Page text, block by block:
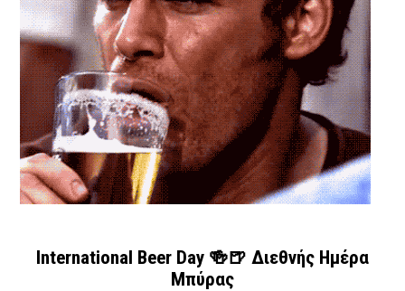
International Beer Day 🍻🍺 Διεθνής Ημέρα
Μπύρας